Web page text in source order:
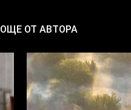
ОЩЕ ОТ АВТОРА